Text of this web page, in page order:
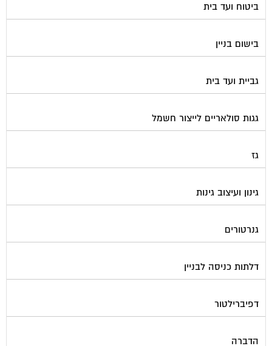
ביטוח ועד בית
בישום בניין
גביית ועד בית
גגות סולאריים לייצור חשמל
גז
גינון ועיצוב גינות
גנרטורים
דלתות כניסה לבניין
דפיברילטור
הדברה